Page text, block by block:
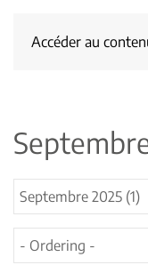
Accéder au